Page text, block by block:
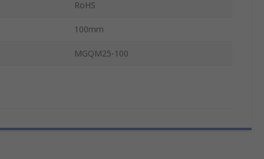
RoHS
100mm
MGQM25-100